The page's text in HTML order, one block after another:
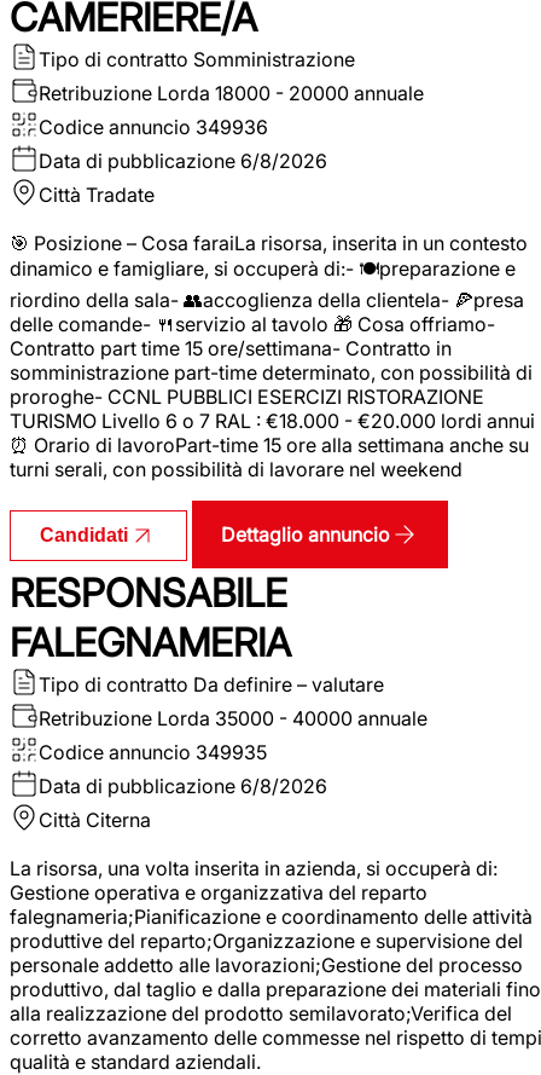
CAMERIERE/A
Tipo di contratto Somministrazione
Retribuzione Lorda 18000 - 20000 annuale
Codice annuncio 349936
Data di pubblicazione 6/8/2026
Città Tradate
🎯 Posizione – Cosa faraiLa risorsa, inserita in un contesto
dinamico e famigliare, si occuperà di:- 🍽️preparazione e
riordino della sala- 👥accoglienza della clientela- 🍕presa
delle comande- 🍴servizio al tavolo 🎁 Cosa offriamo-
Contratto part time 15 ore/settimana- Contratto in
somministrazione part-time determinato, con possibilità di
proroghe- CCNL PUBBLICI ESERCIZI RISTORAZIONE
TURISMO Livello 6 o 7 RAL : €18.000 - €20.000 lordi annui
⏰ Orario di lavoroPart-time 15 ore alla settimana anche su
turni serali, con possibilità di lavorare nel weekend
Candidati Dettaglio annuncio
RESPONSABILE
FALEGNAMERIA
Tipo di contratto Da definire – valutare
Retribuzione Lorda 35000 - 40000 annuale
Codice annuncio 349935
Data di pubblicazione 6/8/2026
Città Citerna
La risorsa, una volta inserita in azienda, si occuperà di:
Gestione operativa e organizzativa del reparto
falegnameria;Pianificazione e coordinamento delle attività
produttive del reparto;Organizzazione e supervisione del
personale addetto alle lavorazioni;Gestione del processo
produttivo, dal taglio e dalla preparazione dei materiali fino
alla realizzazione del prodotto semilavorato;Verifica del
corretto avanzamento delle commesse nel rispetto di
qualità e standard aziendali.